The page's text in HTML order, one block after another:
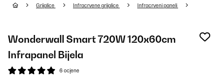
Grijalice Infracrvene grijalice Infracrveni paneli
Wonderwall Smart 720W 120x60cm
Infrapanel Bijela
6 ocjene